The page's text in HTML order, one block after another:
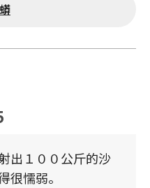
出１００公斤的沙
很懦弱。